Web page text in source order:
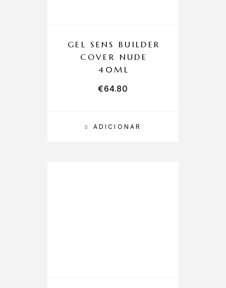
ADICIONAR
GEL SENS BUILDER
COVER NUDE
40ML
€64.80